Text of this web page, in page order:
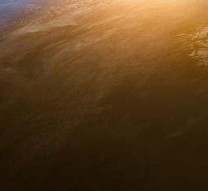
Md€ ont été ainsi versés
par heure ! Ces
de neige,
intérêts, la dette
dit équivalente en